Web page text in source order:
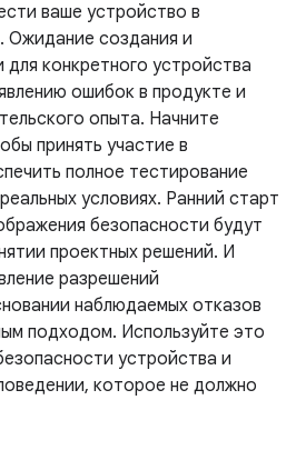
ваше устройство в
Ожидание создания и
для конкретного устройства
ошибок в продукте и
опыта. Начните
принять участие в
полное тестирование
условиях. Ранний старт
безопасности будут
проектных решений. И
разрешений
наблюдаемых отказов
подходом. Используйте это
устройства и
которое не должно